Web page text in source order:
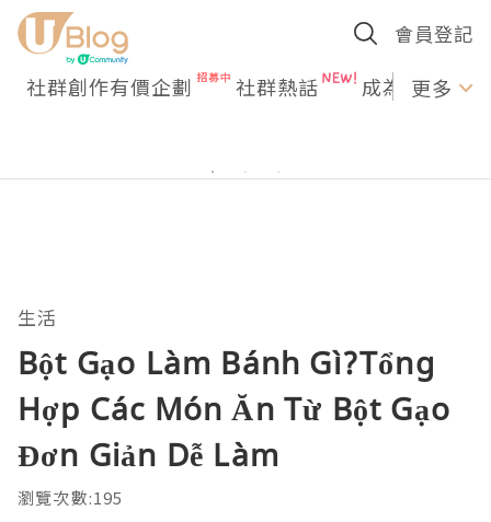
會員登記
社群創作有價企劃 社群熱話 成為U更多
生活
Bột Gạo Làm Bánh Gì?Tổng
Hợp Các Món Ăn Từ Bột Gạo
Đơn Giản Dễ Làm
瀏覽次數:195